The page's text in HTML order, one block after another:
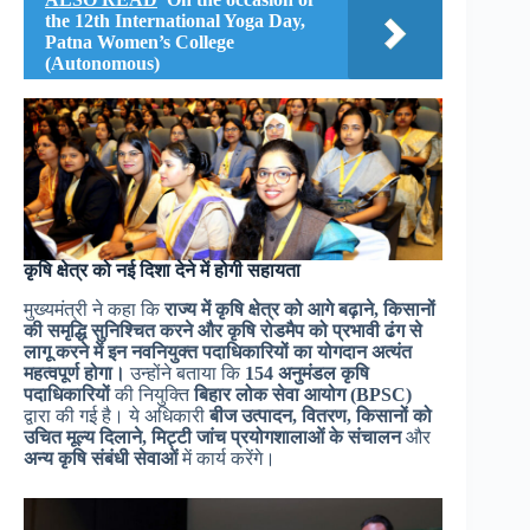
the 12th International Yoga Day,
Patna Women’s College
(Autonomous)
कृषि क्षेत्र को नई दिशा देने में होगी सहायता
मुख्यमंत्री ने कहा किराज्य में कृषि क्षेत्र को आगे बढ़ाने, किसानों
की समृद्धि सुनिश्चित करने और कृषि रोडमैप को प्रभावी ढंग से
लागू करने में इन नवनियुक्त पदाधिकारियों का योगदान अत्यंत
महत्वपूर्ण होगा। उन्होंने बताया कि 154 अनुमंडल कृषि
पदाधिकारियोंकी नियुक्तिबिहार लोक सेवा आयोग (BPSC)
द्वारा की गई है। ये अधिकारीबीज उत्पादन, वितरण, किसानों को
उचित मूल्य दिलाने, मिट्टी जांच प्रयोगशालाओं के संचालनऔर
अन्य कृषि संबंधी सेवाओंमें कार्य करेंगे।